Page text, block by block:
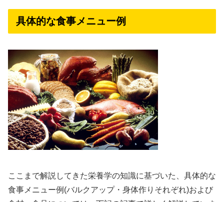
具体的な食事メニュー例
ここまで解説してきた栄養学の知識に基づいた、具体的な
食事メニュー例(バルクアップ・身体作りそれぞれ)および